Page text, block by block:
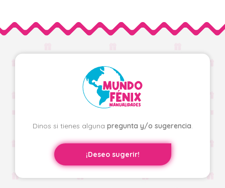
Dinos si tienes alguna pregunta y/o sugerencia.
¡Deseo sugerir!